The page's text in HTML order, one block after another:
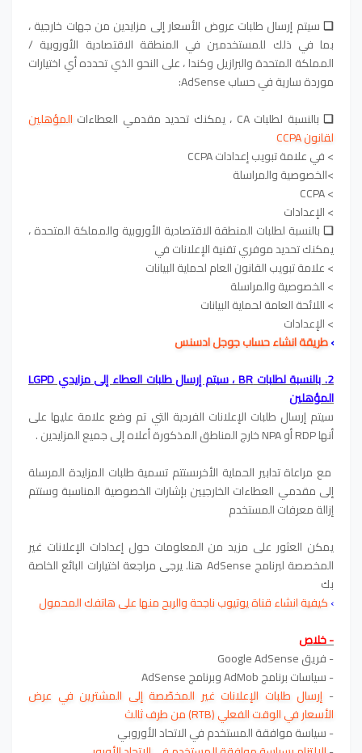
❏سيتم إرسال طلبات عروض الأسعار إلى مزايدين من جهات خارجية ،
بما في ذلك للمستخدمين في المنطقة الاقتصادية الأوروبية /
المملكة المتحدة والبرازيل وكندا ، على النحو الذي تحدده أي اختيارات
موردة سارية في حساب AdSense:
❏بالنسبة لطلبات CA ، يمكنك تحديد مقدمي العطاءات
المؤهلين
لقانون CCPA
> في علامة تبويب إعدادات CCPA
>الخصوصية والمراسلة
> CCPA
> الإعدادات
❏بالنسبة لطلبات المنطقة الاقتصادية الأوروبية والمملكة المتحدة ،
يمكنك تحديد موفري تقنية الإعلانات في
> علامة تبويب القانون العام لحماية البيانات
> الخصوصية والمراسلة
> اللائحة العامة لحماية البيانات
> الإعدادات
›طريقة انشاء حساب جوجل ادسنس
2. بالنسبة لطلبات BR ، سيتم إرسال طلبات العطاء إلى مزايدي LGPD
المؤهلين
سيتم إرسال طلبات الإعلانات الفردية التي تم وضع علامة عليها على
أنها RDP أو NPA خارج المناطق المذكورة أعلاه إلى جميع المزايدين .
مع مراعاة تدابير الحماية الأخرىستتم تسمية طلبات المزايدة المرسلة
إلى مقدمي العطاءات الخارجيين بإشارات الخصوصية المناسبة وستتم
إزالة معرفات المستخدم
يمكن العثور على مزيد من المعلومات حول إعدادات الإعلانات غير
المخصصة لبرنامج AdSense هنا. يرجى مراجعة اختيارات البائع الخاصة
بك
›كيفية انشاء قناة يوتيوب ناجحة والربح منها على هاتفك المحمول
- خلاص
- فريق Google AdSense
- سياسات برنامج AdMob وبرنامج AdSense
- إرسال طلبات الإعلانات غير المخصّصة إلى المشترين في عرض
الأسعار في الوقت الفعلي (RTB) من طرف ثالث
- سياسة موافقة المستخدم في الاتحاد الأوروبي